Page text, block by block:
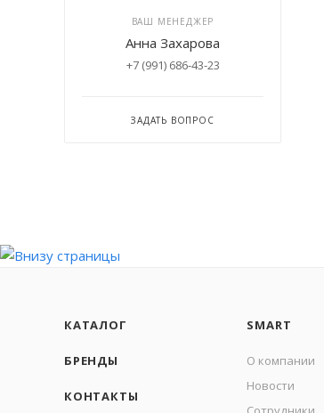
ВАШ МЕНЕДЖЕР
Анна Захарова
+7 (991) 686-43-23
ЗАДАТЬ ВОПРОС
КАТАЛОГ
БРЕНДЫ
КОНТАКТЫ
SMART
О компании
Новости